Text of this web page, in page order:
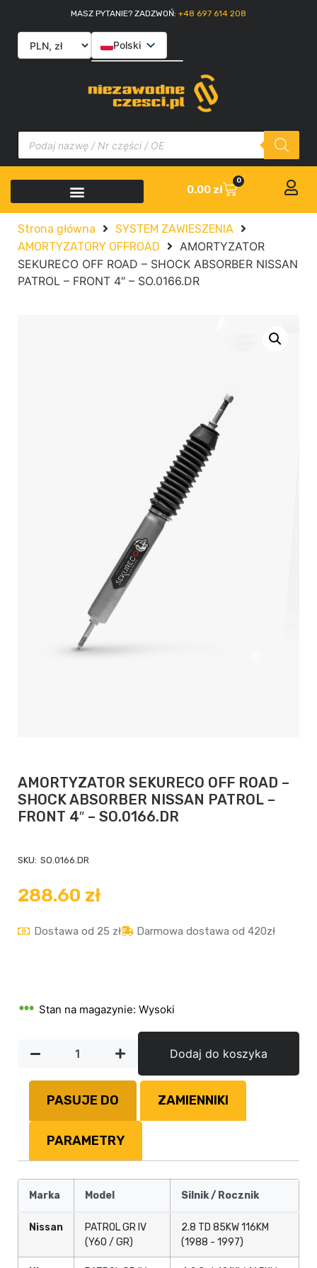
MASZ PYTANIE? ZADZWOŃ: +48 697 614 208
Polski
Slovenčina
0.00 zł
0
Strona główna
SYSTEM ZAWIESZENIA
AMORTYZATORY OFFROAD
AMORTYZATOR
SEKURECO OFF ROAD – SHOCK ABSORBER NISSAN
PATROL – FRONT 4″ – SO.0166.DR
AMORTYZATOR SEKURECO OFF ROAD –
SHOCK ABSORBER NISSAN PATROL –
FRONT 4″ – SO.0166.DR
SKU: SO.0166.DR
288.60 zł
Dostawa od 25 zł Darmowa dostawa od 420zł
Stan na magazynie: Wysoki
Dodaj do koszyka
PASUJE DO ZAMIENNIKI
PARAMETRY
Marka Model Silnik / Rocznik
Nissan
PATROL GR IV
(Y60 / GR)
2.8 TD 85KW 116KM
(1988 - 1997)